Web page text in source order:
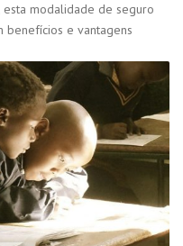
modalidade de seguro
benefícios e vantagens